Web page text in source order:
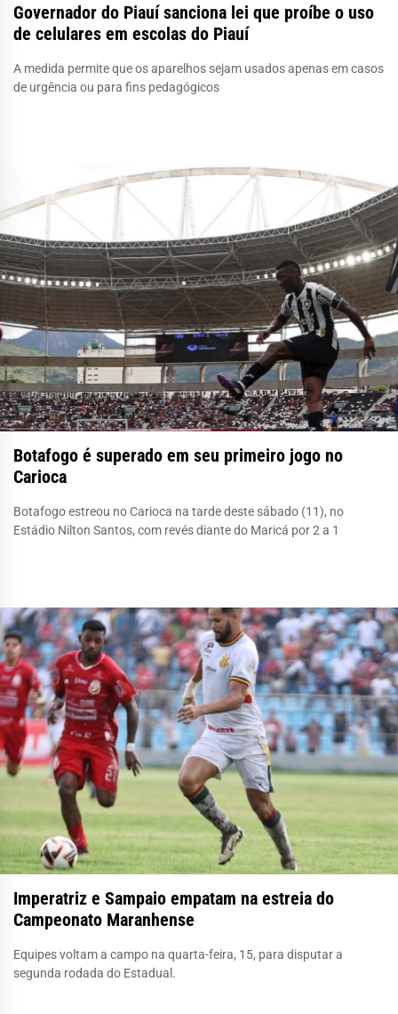
Governador do Piauí sanciona lei que proíbe o uso
de celulares em escolas do Piauí
A medida permite que os aparelhos sejam usados apenas em casos
de urgência ou para fins pedagógicos
Botafogo é superado em seu primeiro jogo no
Carioca
Botafogo estreou no Carioca na tarde deste sábado (11), no
Estádio Nilton Santos, com revés diante do Maricá por 2 a 1
Imperatriz e Sampaio empatam na estreia do
Campeonato Maranhense
Equipes voltam a campo na quarta-feira, 15, para disputar a
segunda rodada do Estadual.